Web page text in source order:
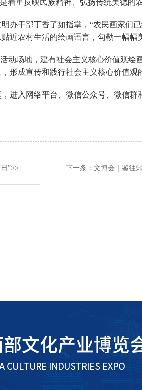
着重反映民族精神、弘扬传统美德的
办干部丁香了如指掌，“农民画家们
近农村生活的绘画语言，勾勒一幅幅
动场地，建有社会主义核心价值观绘
形成宣传和践行社会主义核心价值观
进入网络平台、微信公众号、微信群
”>> 下一条： 文博会｜鉴往